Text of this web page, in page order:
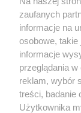
Wydawca
Nie zapomnij
zapoznać się z:
zaufanych
informacje na
osobowe, takie
informacje
przeglądania
reklam, wybór
treści, badanie
Użytkownika